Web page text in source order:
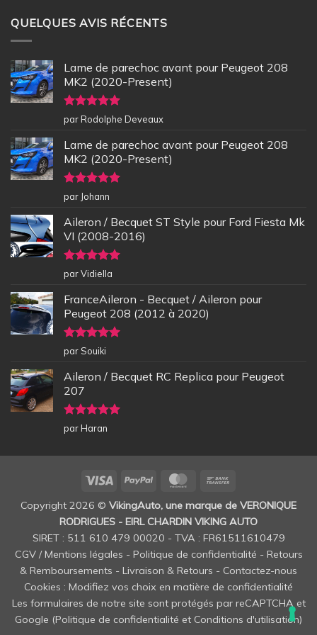
QUELQUES AVIS RÉCENTS
Lame de parechoc avant pour Peugeot 208
MK2 (2020-Present)
Note5sur
5
par Rodolphe Deveaux
Lame de parechoc avant pour Peugeot 208
MK2 (2020-Present)
Note5sur
5
par Johann
Aileron / Becquet ST Style pour Ford Fiesta Mk
VI (2008-2016)
Note5sur
5
par Vidiella
FranceAileron - Becquet / Aileron pour
Peugeot 208 (2012 à 2020)
Note5sur
5
par Souiki
Aileron / Becquet RC Replica pour Peugeot
207
Note5sur
5
par Haran
Visa PayPal MasterCard
Copyright 2026 © VikingAuto, une marque de VERONIQUE
RODRIGUES - EIRL CHARDIN VIKING AUTO
SIRET : 511 610 479 00020 - TVA : FR61511610479
CGV / Mentions légales - Politique de confidentialité - Retours
& Remboursements - Livraison & Retours - Contactez-nous
Cookies : Modifiez vos choix en matière de confidentialité
Les formulaires de notre site sont protégés par reCAPTCHA et
Google (Politique de confidentialité et Conditions d'utilisation)